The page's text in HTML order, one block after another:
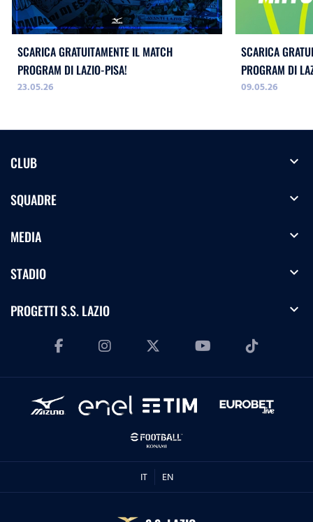
SCARICA GRATUITAMENTE IL MATCH
PROGRAM DI LAZIO-PISA!
23.05.26
SCARICA
PROGRAM DI
WOMEN!
09.05.26
CLUB expand_more
SQUADRE expand_more
MEDIA expand_more
STADIO expand_more
PROGETTI S.S. LAZIO expand_more
IT EN